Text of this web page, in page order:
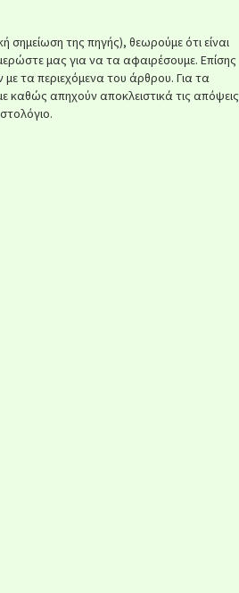
σημείωση της πηγής), θεωρούμε ότι είναι
μας για να τα αφαιρέσουμε. Επίσης
με τα περιεχόμενα του άρθρου. Για τα
καθώς απηχούν αποκλειστικά τις απόψεις